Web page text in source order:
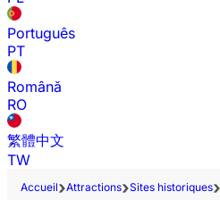
Português
PT
Română
RO
繁體中文
TW
Accueil Attractions Sites historiques